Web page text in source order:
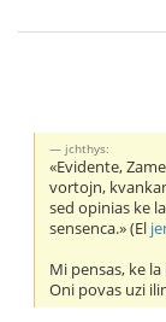
jchthys:
«Evidente,
vortojn,
sed opinias ke
sensenca.» (El
Mi pensas, ke
Oni povas uzi